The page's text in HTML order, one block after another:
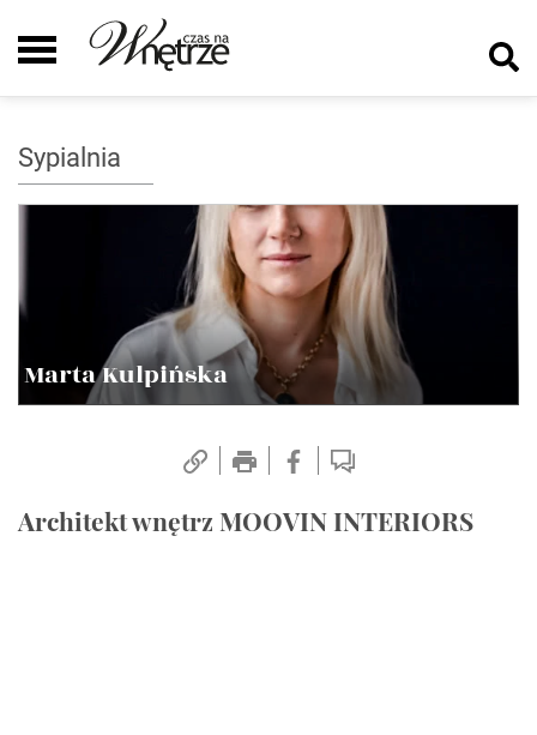
Sypialnia
Marta Kulpińska
Architekt wnętrz MOOVIN INTERIORS